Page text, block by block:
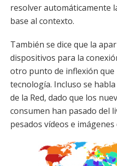
resolver automáticamente
base al contexto.
También se dice que la
dispositivos para la
otro punto de inflexión que
tecnología. Incluso se
de la Red, dado que los
consumen han pasado del
pesados vídeos e imágenes